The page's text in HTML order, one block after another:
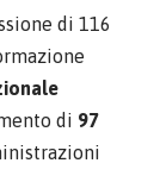
di 116
di 97